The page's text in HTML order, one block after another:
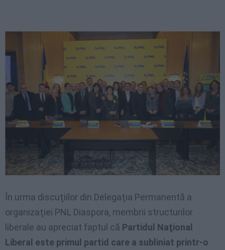
În urma discuţiilor din Delegaţia Permanentă a
organizaţiei PNL Diaspora, membrii structurilor
liberale au apreciat faptul că Partidul Naţional
Liberal este primul partid care a subliniat printr-o